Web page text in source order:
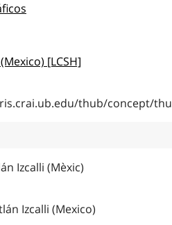
[LCSH]
thub/concept/
Izcalli (Mèxic)
Izcalli (Mexico)